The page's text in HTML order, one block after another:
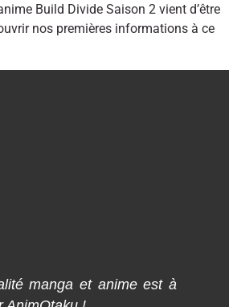
Build Divide Saison 2 vient d’être
nos premières informations à ce
manga et anime est à